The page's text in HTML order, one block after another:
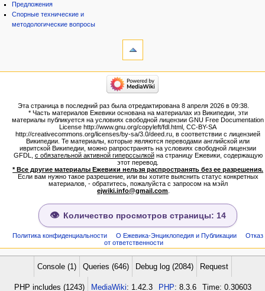
Предложения
Спорные технические и
методологические вопросы
Версия
для
Постоянная
ссылка
Сведения
о странице
категории
Народ
Проекты
Проекты/Участники/
дополнения
Публикации:Авторы
Публикации:Статьи по типу
Темы
ежевиковый куст
ЕжеВиКа,Еврейская Вики-
ЕжеВиКа-ТаНаХ
ЕжеВиКа-Публикации
ЕжеВиКа-Книги (бумажные и
электронные), аудиокурсы,
Заглавная страница
Эта страница в последний раз была отредактирована 8 апреля 2026 в 09:38.
* Часть материалов Ежевики основана на материалах из Википедии, эти
материалы публикуется на условиях свободной лицензии GNU Free Documentation
License http://www.gnu.org/copyleft/fdl.html, CC-BY-SA
http://creativecommons.org/licenses/by-sa/3.0/deed.ru, в соответствии с лицензией
Википедии. Те материалы, которые являются переводами английской или
ивритской Википедии, можно рапространять на условиях свободной лицензии
GFDL, с обязательной активной гиперссылкойна страницу Ежевики, содержащую
этот перевод.
* Все другие материалы Ежевики нельзя распространять без ее разрешения.
Если вам нужно такое разрешение, или вы хотите выяснить статус конкретных
материалов, - обратитесь, пожалуйста с запросом на мэйл
ejwiki.info@gmail.com
Количество просмотров страницы: 14
Политика конфиденциальности О Ежевика-Энциклопедия и Публикации
Отказ
от ответственности
Console (1) Queries (646) Debug log (2084) Request
PHP includes (1243) MediaWiki: 1.42.3 PHP: 8.3.6 Time: 0.30603